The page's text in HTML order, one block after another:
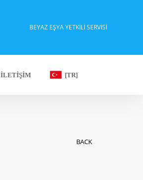
BEYAZ EŞYA YETKILI SERVISI
İLETIŞIM [TR]
BACK